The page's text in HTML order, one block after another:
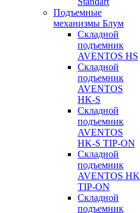
Подъемные
механизмы Блум
Складной
подъемник
AVENTOS HS
Складной
подъемник
AVENTOS
HK-S
Складной
подъемник
AVENTOS
HK-S TIP-ON
Складной
подъемник
AVENTOS HK
TIP-ON
Складной
подъемник